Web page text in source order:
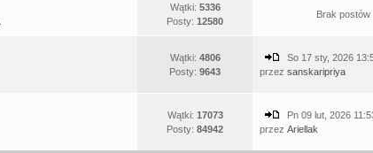
Wątki: 5336
Posty: 12580
Brak postów
Wątki: 4806
Posty: 9643
So 17 sty, 2026
przez sanskaripriya
Wątki: 17073
Posty: 84942
Pn 09 lut, 2026
przez Ariellak